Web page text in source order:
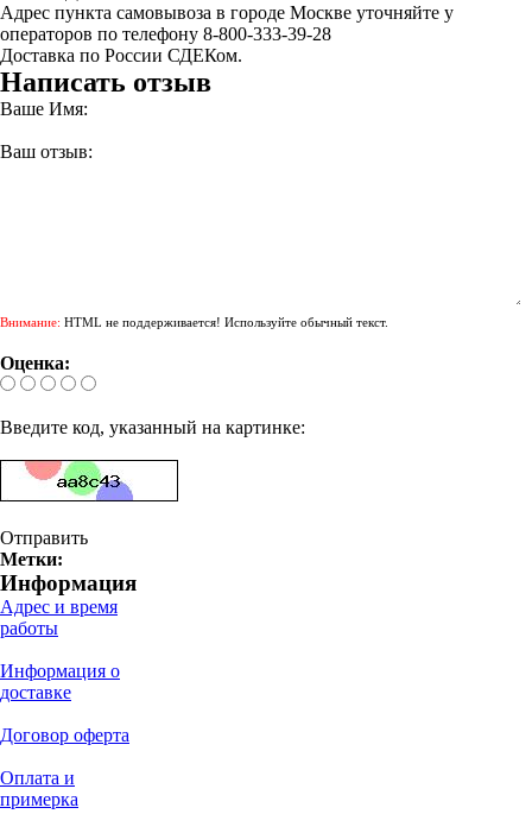
Адрес пункта самовывоза в городе Москве уточняйте у
операторов по телефону 8-800-333-39-28
Доставка по России СДЕКом.
Написать отзыв
Ваше Имя:
Ваш отзыв:
Внимание: HTML не поддерживается! Используйте обычный текст.
Оценка:
Введите код, указанный на картинке:
Отправить
Метки:
Информация
Адрес и время
работы
Информация о
доставке
Договор оферта
Оплата и
примерка